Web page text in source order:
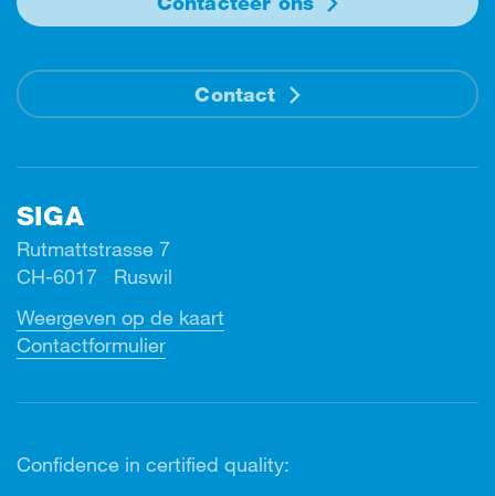
Contact
SIGA
Rutmattstrasse 7
CH-6017 Ruswil
Weergeven op de kaart
Contactformulier
Confidence in certified quality: